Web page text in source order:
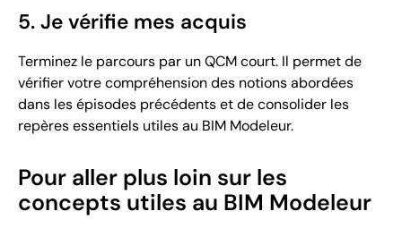
5. Je vérifie mes acquis
Terminez le parcours par un QCM court. Il permet de
vérifier votre compréhension des notions abordées
dans les épisodes précédents et de consolider les
repères essentiels utiles au BIM Modeleur.
Pour aller plus loin sur les
concepts utiles au BIM Modeleur